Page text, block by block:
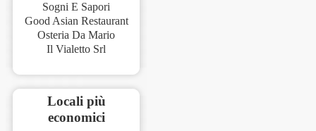
Sogni E Sapori
Good Asian Restaurant
Osteria Da Mario
Il Vialetto Srl
Locali più
economici